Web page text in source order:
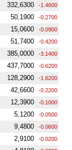
332,6300 -1.4600
50,1900 -0.2700
15,0600 -0.0900
51,7400 -0.4200
385,0000 -3.1400
437,7000 -0.6200
128,2900 -1.6200
42,6600 -0.2200
12,3900 -0.1000
5,1200 -0.0500
9,4800 -0.0600
2,9100 -0.0200